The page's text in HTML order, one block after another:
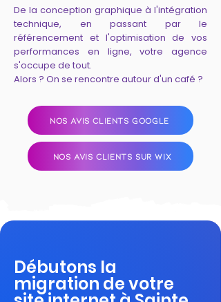
De la conception graphique à l'intégration
technique, en passant par le
référencement et l'optimisation de vos
performances en ligne, votre agence
s'occupe de tout.
Alors ? On se rencontre autour d'un café ?
NOS AVIS CLIENTS GOOGLE
NOS AVIS CLIENTS SUR WIX
Débutons la
migration de votre